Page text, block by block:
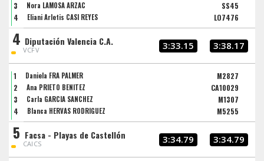
3
Nora LAMOSA ARZAC
SS45
4
Eliani Arletis CASI REYES LO7476
4 Diputación Valencia C.A.
VCFV 3:33.15 3:38.17
1 Daniela FRA PALMER
M2827
2
Ana PRIETO BENITEZ
CA10029
3
Carla GARCÍA SÁNCHEZ
M1307
4
Blanca HERVÁS RODRÍGUEZ M5255
5 Facsa - Playas de Castellón
CAICS 3:34.79 3:34.79